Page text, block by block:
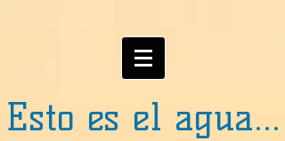
Esto es el agua...